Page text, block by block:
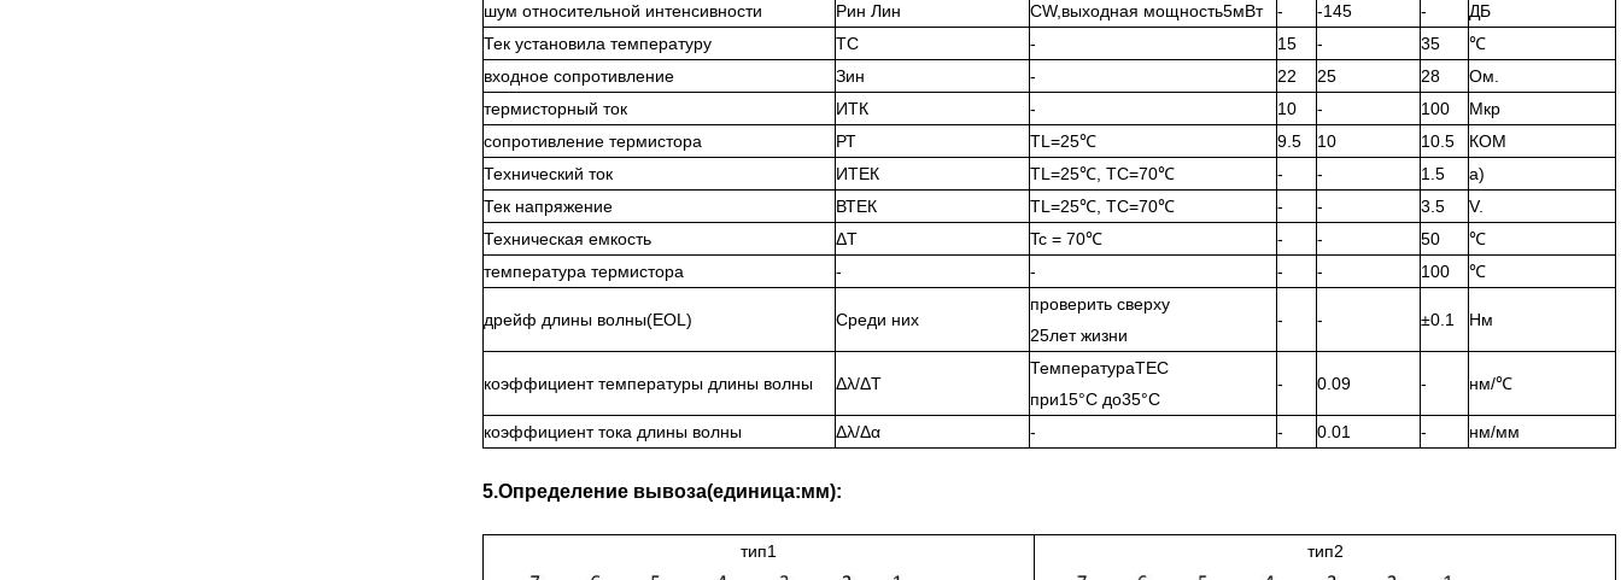
шум относительной интенсивности
Рин Лин CW,выходная мощность5мВт - -145 -
ДБ
Тек установила температуру
ТС - 15 - 35
℃
входное сопротивление
Зин - 22 25 28
Ом.
термисторный ток
ИТК - 10 - 100
Мкр
сопротивление термистора
РТ TL=25℃ 9.5 10 10.5
КОМ
Технический ток
ИТЕК TL=25℃, TC=70℃ - - 1.5
а)
Тек напряжение
ВТЕК TL=25℃, TC=70℃ - - 3.5
V.
Техническая емкость
ΔT Tc = 70℃ - - 50
℃
температура термистора
- - - - 100 ℃
дрейф длины волны(EOL) Среди них
проверить сверху
25лет жизни
- - ±0.1 Нм
коэффициент температуры длины волны Δλ/ΔT
ТемператураTEC
при15°С до35°С
- 0.09 - нм/℃
коэффициент тока длины волны Δλ/Δα - - 0.01 - нм/мм
5.Определение вывоза(единица:мм):
тип1 тип2